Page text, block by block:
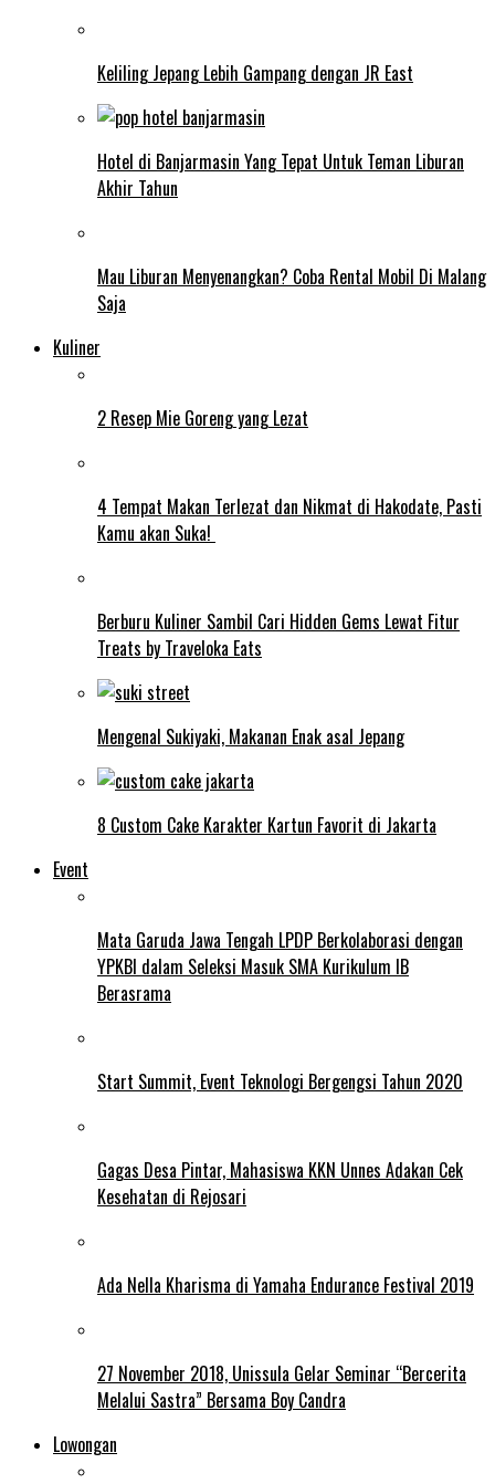
Keliling Jepang Lebih Gampang dengan JR East
Hotel di Banjarmasin Yang Tepat Untuk Teman Liburan
Akhir Tahun
Mau Liburan Menyenangkan? Coba Rental Mobil Di Malang
Saja
Kuliner
2 Resep Mie Goreng yang Lezat
4 Tempat Makan Terlezat dan Nikmat di Hakodate, Pasti
Kamu akan Suka!
Berburu Kuliner Sambil Cari Hidden Gems Lewat Fitur
Treats by Traveloka Eats
Mengenal Sukiyaki, Makanan Enak asal Jepang
8 Custom Cake Karakter Kartun Favorit di Jakarta
Event
Mata Garuda Jawa Tengah LPDP Berkolaborasi dengan
YPKBI dalam Seleksi Masuk SMA Kurikulum IB
Berasrama
Start Summit, Event Teknologi Bergengsi Tahun 2020
Gagas Desa Pintar, Mahasiswa KKN Unnes Adakan Cek
Kesehatan di Rejosari
Ada Nella Kharisma di Yamaha Endurance Festival 2019
27 November 2018, Unissula Gelar Seminar “Bercerita
Melalui Sastra” Bersama Boy Candra
Lowongan